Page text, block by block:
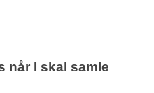
når I skal samle